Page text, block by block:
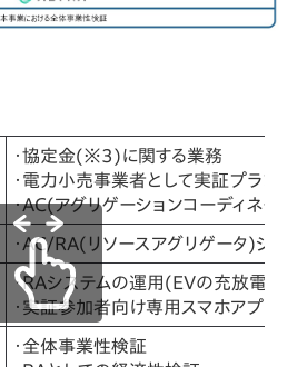
・協定金(※3)に関する業務
・電力小売事業者として実証プラン
・AC(アグリゲーションコーディネー
・AC/RA(リソースアグリゲータ)シス
・RAシステムの運用(EVの充放電制
・実証参加者向け専用スマホアプリの
・全体事業性検証